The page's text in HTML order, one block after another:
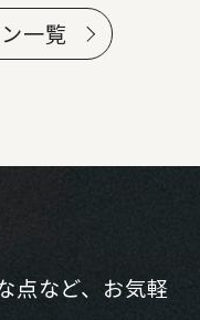
一覧
点など、お気軽